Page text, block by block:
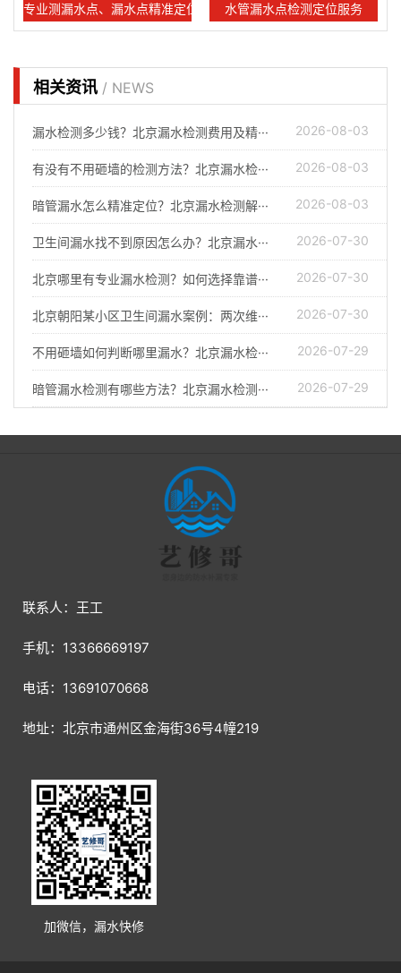
专业测漏水点、漏水点精准定位服务 水管漏水点检测定位服务
相关资讯 / NEWS
漏水检测多少钱？北京漏水检测费用及精··· 2026-08-03
有没有不用砸墙的检测方法？北京漏水检··· 2026-08-03
暗管漏水怎么精准定位？北京漏水检测解··· 2026-08-03
卫生间漏水找不到原因怎么办？北京漏水··· 2026-07-30
北京哪里有专业漏水检测？如何选择靠谱··· 2026-07-30
北京朝阳某小区卫生间漏水案例：两次维··· 2026-07-30
不用砸墙如何判断哪里漏水？北京漏水检··· 2026-07-29
暗管漏水检测有哪些方法？北京漏水检测··· 2026-07-29
联系人：王工
手机：13366669197
电话：13691070668
地址：北京市通州区金海街36号4幢219
加微信，漏水快修